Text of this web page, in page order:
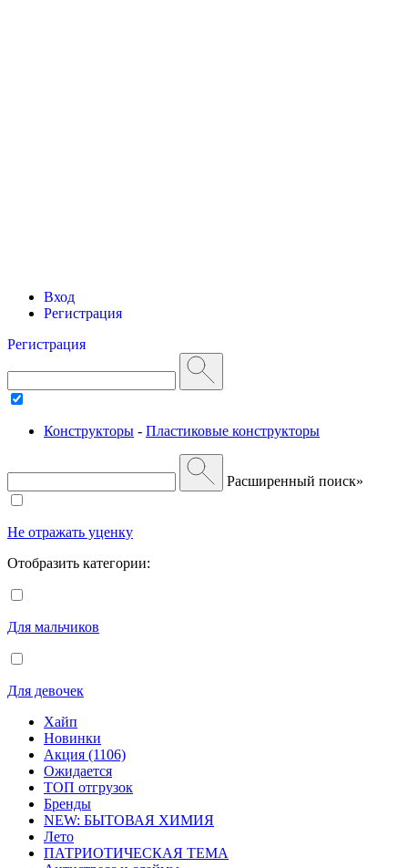
Вход
Регистрация
Регистрация
Конструкторы - Пластиковые конструкторы
Расширенный поиск»
Не отражать уценку
Отобразить категории:
Для мальчиков
Для девочек
Хайп
Новинки
Акция (1106)
Ожидается
ТОП отгрузок
Бренды
NEW: БЫТОВАЯ ХИМИЯ
Лето
ПАТРИОТИЧЕСКАЯ ТЕМА